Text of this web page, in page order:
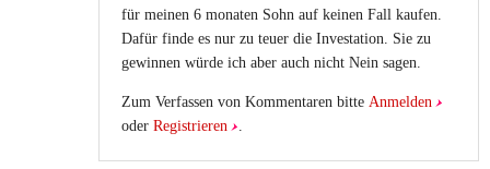
für meinen 6 monaten Sohn auf keinen Fall kaufen.
Dafür finde es nur zu teuer die Investation. Sie zu
gewinnen würde ich aber auch nicht Nein sagen.
Zum Verfassen von Kommentaren bitte Anmelden
oder Registrieren